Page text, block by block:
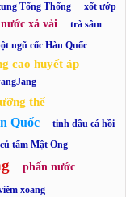
Tổng Thống
xốt ướp
nước xả vải trà sâm
ngũ cốc Hàn Quốc
cao huyết áp
thể
Quốc tinh dầu cá hồi
tẩm Mật Ong
phấn nước
xoang